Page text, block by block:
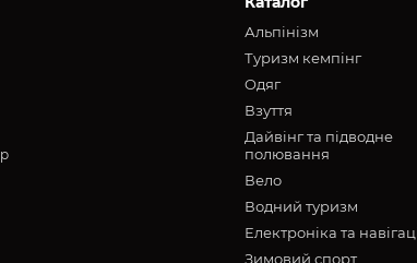
Альпінізм
Туризм кемпінг
Oдяг
Взуття
Дайвінг та підводне
полювання
Вело
Водний туризм
Електроніка та
Зимовий спорт